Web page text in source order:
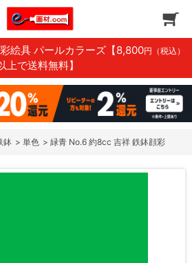
絵具 パールカラーズ 【8,800円（税込）
上で送料無料】
鉢 > 単色 > 緑青 No.6 約8cc 吉祥 鉄鉢顔彩